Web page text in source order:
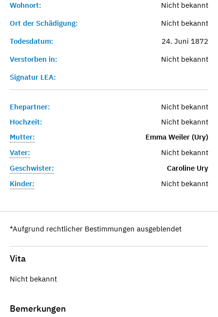
Wohnort:
Nicht bekannt
Ort der Schädigung:
Nicht bekannt
Todesdatum:
24. Juni 1872
Verstorben in:
Nicht bekannt
Signatur LEA:
Ehepartner:
Nicht bekannt
Hochzeit:
Nicht bekannt
Mutter:
Emma Weiler (Ury)
Vater:
Nicht bekannt
Geschwister:
Caroline Ury
Kinder:
Nicht bekannt
*Aufgrund rechtlicher Bestimmungen ausgeblendet
Vita
Nicht bekannt
Bemerkungen